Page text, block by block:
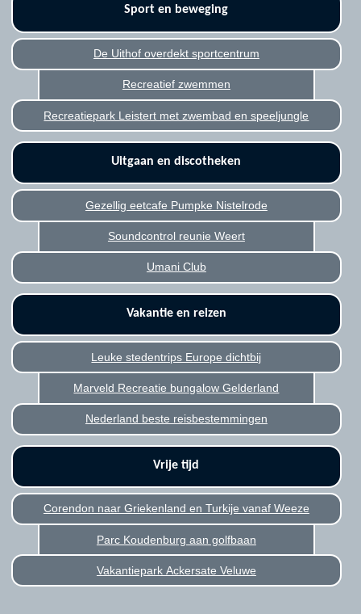
Sport en beweging
De Uithof overdekt sportcentrum
Recreatief zwemmen
Recreatiepark Leistert met zwembad en speeljungle
Uitgaan en discotheken
Gezellig eetcafe Pumpke Nistelrode
Soundcontrol reunie Weert
Umani Club
Vakantie en reizen
Leuke stedentrips Europe dichtbij
Marveld Recreatie bungalow Gelderland
Nederland beste reisbestemmingen
Vrije tijd
Corendon naar Griekenland en Turkije vanaf Weeze
Parc Koudenburg aan golfbaan
Vakantiepark Ackersate Veluwe